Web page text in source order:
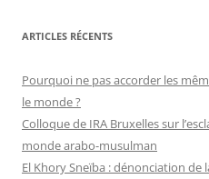
h
r
c
h
r
ARTICLES RÉCENTS
Pourquoi ne pas accorder les
le monde ?
Colloque de IRA Bruxelles sur
monde arabo-musulman
El Khory Sneïba : dénonciation de